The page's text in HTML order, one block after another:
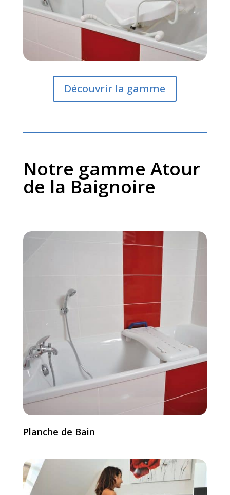
Découvrir la gamme
Notre gamme Atour
de la Baignoire
Planche de Bain